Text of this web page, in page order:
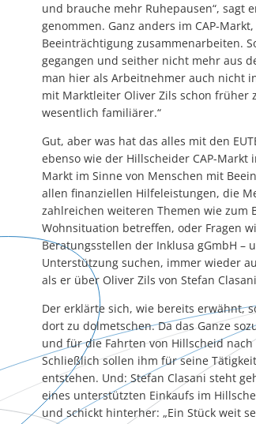
und brauche mehr Ruhepausen“, sagt
genommen. Ganz anders im CAP-
Beeinträchtigung zusammenarbeiten.
gegangen und seither nicht mehr aus
man hier als Arbeitnehmer auch nicht
mit Marktleiter Oliver Zils schon früher
wesentlich familiärer.“
Gut, aber was hat das alles mit den
ebenso wie der Hillscheider CAP-Markt
Markt im Sinne von Menschen mit
allen finanziellen Hilfeleistungen, die
zahlreichen weiteren Themen wie zum
Wohnsituation betreffen, oder Fragen
Beratungsstellen der Inklusa gGmbH
Unterstützung suchen, immer wieder
als er über Oliver Zils von Stefan
Der erklärte sich, wie bereits erwähnt,
dort zu dolmetschen. Da das Ganze
und für die Fahrten von Hillscheid
Schließlich sollen ihm für seine
entstehen. Und: Stefan Clasani steht
eines unterstützten Einkaufs im
und schickt hinterher: „Ein Stück weit